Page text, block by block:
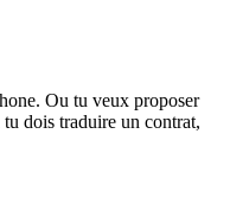
Ou tu veux proposer
dois traduire un contrat,